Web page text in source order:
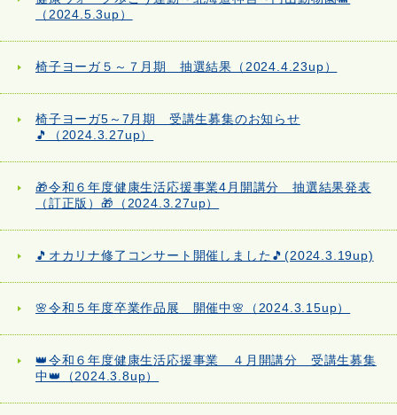
（2024.5.3up）
椅子ヨーガ５～７月期 抽選結果（2024.4.23up）
椅子ヨーガ5～7月期 受講生募集のお知らせ
🎵（2024.3.27up）
🎁令和６年度健康生活応援事業4月開講分 抽選結果発表
（訂正版）🎁（2024.3.27up）
🎵オカリナ修了コンサート開催しました🎵(2024.3.19up)
🌸令和５年度卒業作品展 開催中🌸（2024.3.15up）
👑令和６年度健康生活応援事業 ４月開講分 受講生募集
中👑（2024.3.8up）